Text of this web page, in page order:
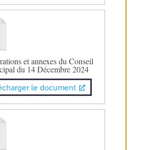
et annexes du Conseil
du 14 Décembre 2024
le document